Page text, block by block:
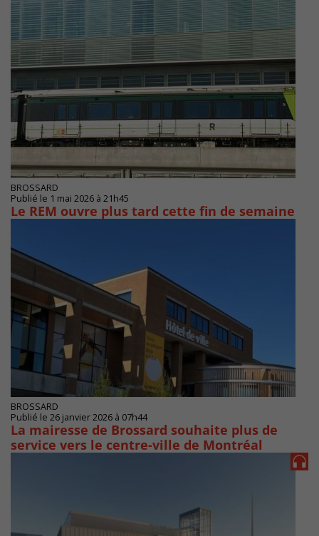
BROSSARD
Publié le 1 mai 2026 à 21h45
Le REM ouvre plus tard cette fin de semaine
BROSSARD
Publié le 26 janvier 2026 à 07h44
La mairesse de Brossard souhaite plus de
service vers le centre-ville de Montréal